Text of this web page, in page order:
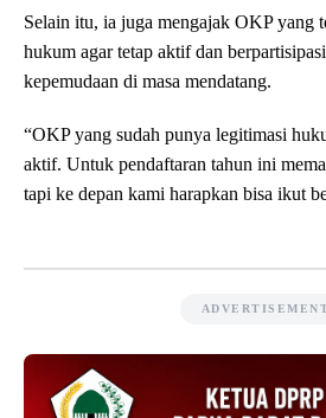
Selain itu, ia juga mengajak OKP yang
hukum agar tetap aktif dan
kepemudaan di masa mendatang.
“OKP yang sudah punya legitimasi
aktif. Untuk pendaftaran tahun ini
tapi ke depan kami harapkan bisa ikut